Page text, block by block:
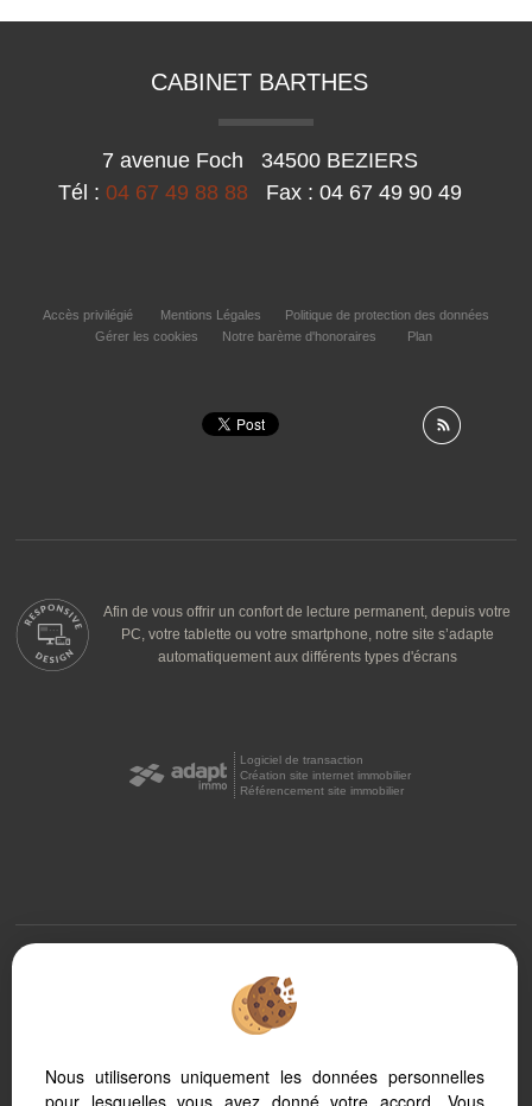
CABINET BARTHES
7 avenue Foch 34500 BEZIERS
Tél : 04 67 49 88 88 Fax : 04 67 49 90 49
Accès privilégié Mentions Légales
Politique de protection des données
Gérer les cookies
Notre barème d'honoraires Plan
Afin de vous offrir un confort de lecture permanent, depuis votre
PC, votre tablette ou votre smartphone, notre site s’adapte
automatiquement aux différents types d'écrans
Logiciel de transaction
Création site internet immobilier
Référencement site immobilier
Investir à Béziers
Nous utiliserons uniquement les données personnelles
pour lesquelles vous avez donné votre accord. Vous